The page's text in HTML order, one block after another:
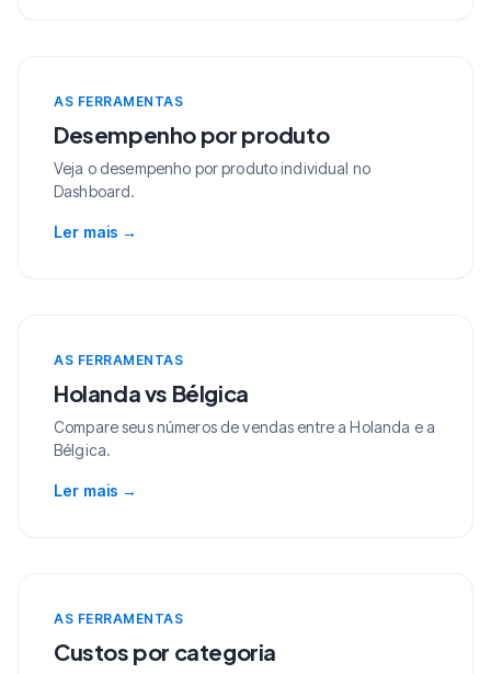
AS FERRAMENTAS
Desempenho por produto
Veja o desempenho por produto individual no
Dashboard.
Ler mais →
AS FERRAMENTAS
Holanda vs Bélgica
Compare seus números de vendas entre a Holanda e a
Bélgica.
Ler mais →
AS FERRAMENTAS
Custos por categoria